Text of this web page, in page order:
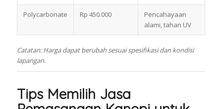
Polycarbonate Rp 450.000
Pencahayaan
alami, tahan UV
Catatan: Harga dapat berubah sesuai spesifikasi dan kondisi
lapangan.
Tips Memilih Jasa